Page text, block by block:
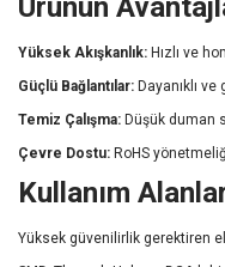
Ürünün
Yüksek Akışkanlık: Hızlı ve
Güçlü Bağlantılar: Dayanıklı
Temiz Çalışma: Düşük duman
Çevre Dostu: RoHS
Kullanım
Yüksek güvenilirlik gerektiren